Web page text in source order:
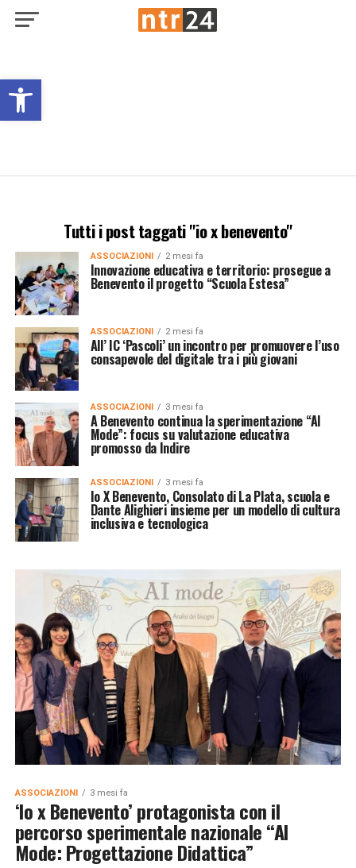
Open toolbar
Tutti i post taggati "io x benevento"
ASSOCIAZIONI 2 mesi fa
Innovazione educativa e territorio: prosegue a
Benevento il progetto “Scuola Estesa”
ASSOCIAZIONI 2 mesi fa
All’ IC ‘Pascoli’ un incontro per promuovere l’uso
consapevole del digitale tra i più giovani
ASSOCIAZIONI 3 mesi fa
A Benevento continua la sperimentazione “AI
Mode”: focus su valutazione educativa
promosso da Indire
ASSOCIAZIONI 3 mesi fa
Io X Benevento, Consolato di La Plata, scuola e
Dante Alighieri insieme per un modello di cultura
inclusiva e tecnologica
ASSOCIAZIONI 3 mesi fa
‘Io x Benevento’ protagonista con il
percorso sperimentale nazionale “AI
Mode: Progettazione Didattica”